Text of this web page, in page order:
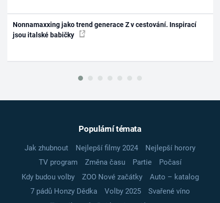
Nonnamaxxing jako trend generace Z v cestování. Inspirací
jsou italské babičky
Populární témata
Jak zhubnout Nejlepší filmy 2024
Nejlepší horory
TV program
Změna času Partie
Počasí
Kdy budou volby
ZOO Nové začátky
Auto – katalog
7 pádů Honzy Dědka
Volby 2025
Svařené víno